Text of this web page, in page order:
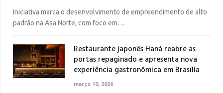
Iniciativa marca o desenvolvimento de empreendimento de alto
padrão na Asa Norte, com foco em…
Restaurante japonês Haná reabre as
portas repaginado e apresenta nova
experiência gastronômica em Brasília
março 10, 2026